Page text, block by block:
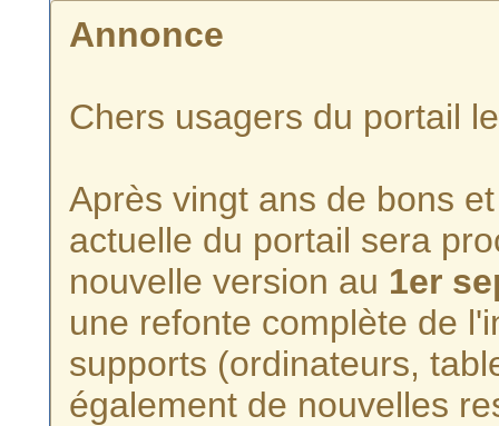
Annonce
Chers usagers du portail
Après vingt ans de bons
actuelle du portail sera
nouvelle version au 1er
une refonte complète de
supports (ordinateurs,
également de nouvelles